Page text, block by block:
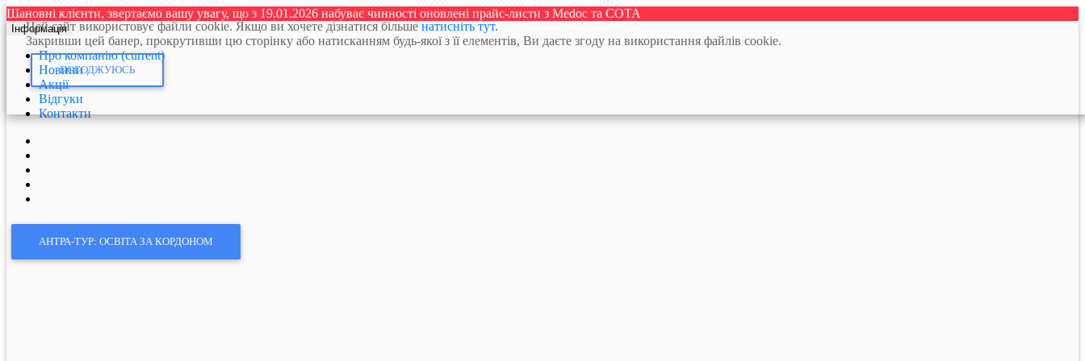
Шановні клієнти, звертаємо вашу увагу, що з 19.01.2026 набуває чинності оновлені прайс-листи з Medoc та СОТА
Інформація
Про компанію(current)
Новини
Акції
Відгуки
Контакти
АНТРА-ТУР: ОСВІТА ЗА КОРДОНОМ
Цей сайт використовує файли cookie. Якщо ви хочете дізнатися більше натисніть тут.
Закривши цей банер, прокрутивши цю сторінку або натисканням будь-якої з її елементів, Ви даєте згоду на використання файлів cookie.
ПОГОДЖУЮСЬ